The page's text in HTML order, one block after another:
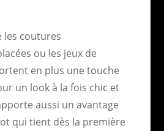
les coutures
ou les jeux de
en plus une touche
un look à la fois chic et
aussi un avantage
qui tient dès la première